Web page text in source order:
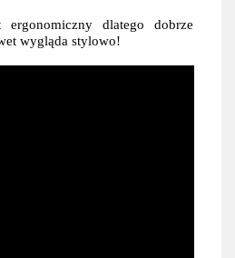
dlatego dobrze
wygląda stylowo!